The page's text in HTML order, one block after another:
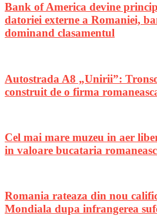
Bank of America devine
datoriei externe a Romaniei,
dominand clasamentul
Autostrada A8 „Unirii”:
construit de o firma
Cel mai mare muzeu in aer
in valoare bucataria
Romania rateaza din nou
Mondiala dupa infrangerea